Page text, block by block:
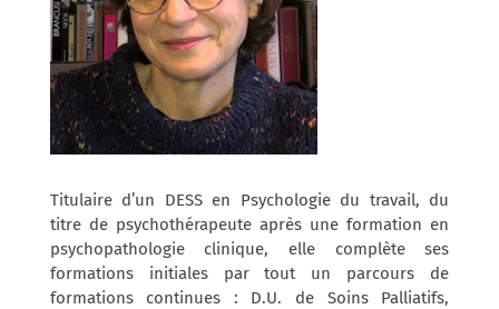
Titulaire d’un DESS en Psychologie du travail, du
titre de psychothérapeute après une formation en
psychopathologie clinique, elle complète ses
formations initiales par tout un parcours de
formations continues : D.U. de Soins Palliatifs,